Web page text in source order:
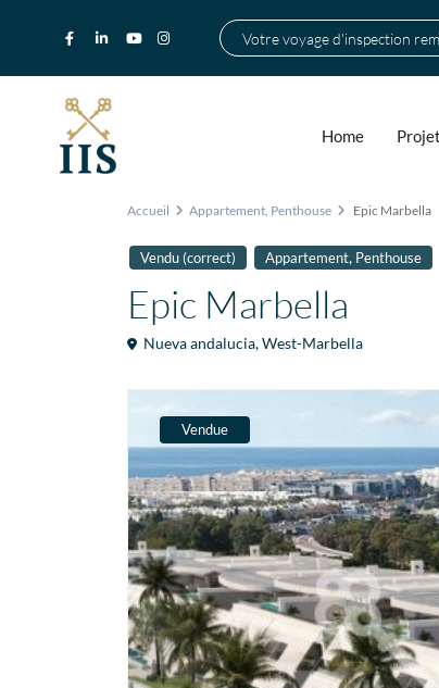
Votre voyage d'inspection
Home
Accueil Appartement, Penthouse Epic Marbella
Vendu (correct) Appartement, Penthouse
Epic Marbella
Nueva andalucia,West-Marbella
Vendue